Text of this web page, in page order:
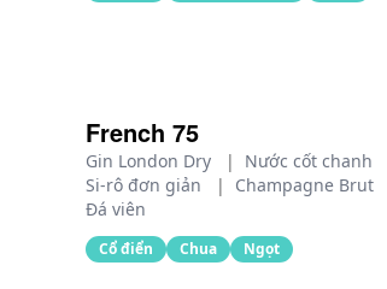
French 75
Gin London Dry | Nước cốt chanh
Si-rô đơn giản
| Champagne Brut
Đá viên
Cổ điển Chua Ngọt